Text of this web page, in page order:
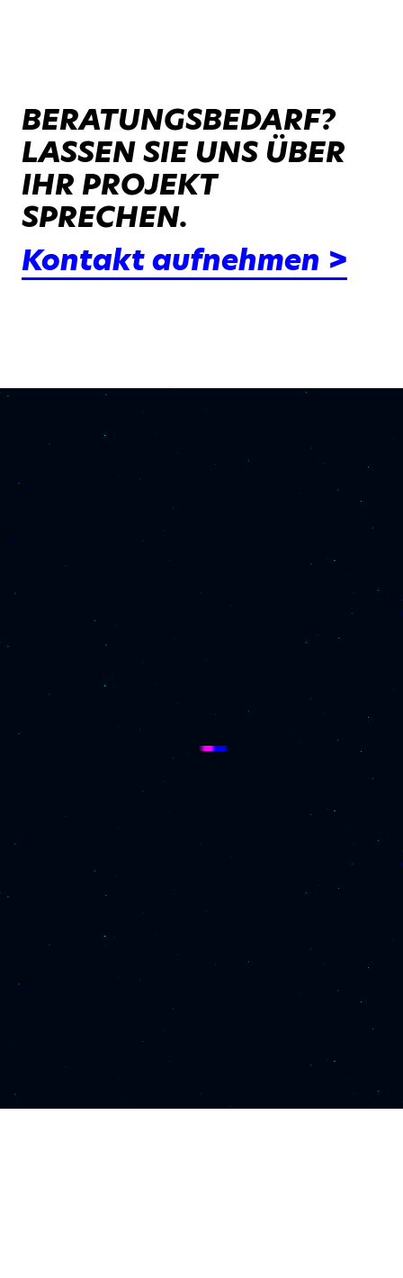
BERATUNGSBEDARF?
LASSEN SIE UNS ÜBER
IHR PROJEKT
SPRECHEN.
Kontakt aufnehmen >